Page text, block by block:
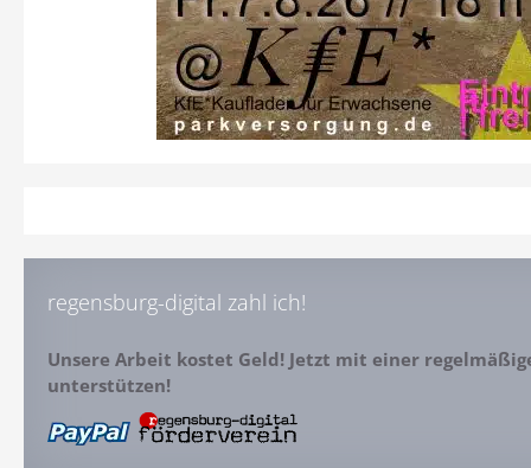
regensburg-digital zahl ich!
Unsere Arbeit kostet Geld! Jetzt mit einer
unterstützen!